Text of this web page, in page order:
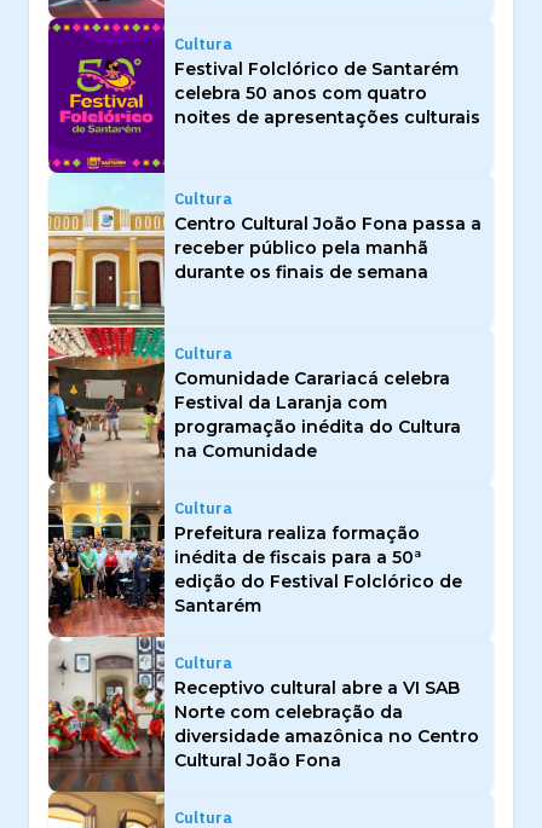
Cultura
Festival Folclórico de Santarém
celebra 50 anos com quatro
noites de apresentações culturais
Cultura
Centro Cultural João Fona passa a
receber público pela manhã
durante os finais de semana
Cultura
Comunidade Carariacá celebra
Festival da Laranja com
programação inédita do Cultura
na Comunidade
Cultura
Prefeitura realiza formação
inédita de fiscais para a 50ª
edição do Festival Folclórico de
Santarém
Cultura
Receptivo cultural abre a VI SAB
Norte com celebração da
diversidade amazônica no Centro
Cultural João Fona
Cultura